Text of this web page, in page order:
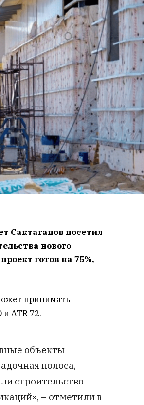
Сактаганов посетил
нового
готов на 75%,
принимать
ATR 72.
объекты
полоса,
строительство
– отметили в